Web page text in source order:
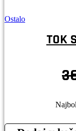
Ostalo
TOK